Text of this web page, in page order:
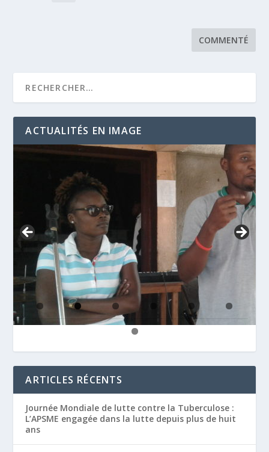
ACTUALITÉS EN IMAGE
ARTICLES RÉCENTS
Journée Mondiale de lutte contre la Tuberculose :
L’APSME engagée dans la lutte depuis plus de huit
ans